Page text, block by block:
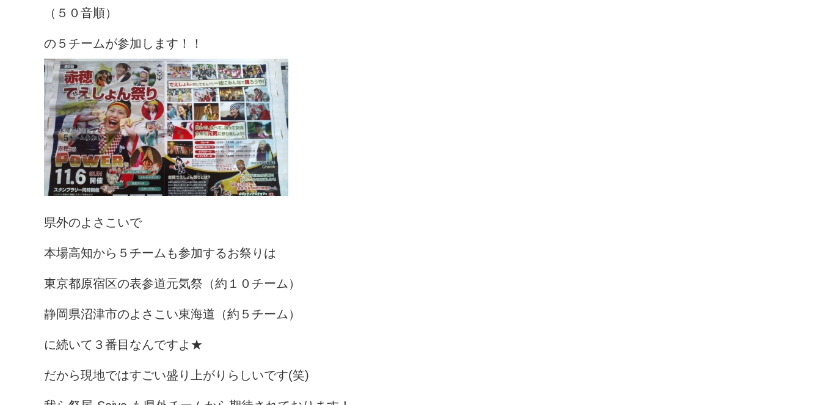
（５０音順）
の５チームが参加します！！
県外のよさこいで
本場高知から５チームも参加するお祭りは
東京都原宿区の表参道元気祭（約１０チーム）
静岡県沼津市のよさこい東海道（約５チーム）
に続いて３番目なんですよ★
だから現地ではすごい盛り上がりらしいです(笑)